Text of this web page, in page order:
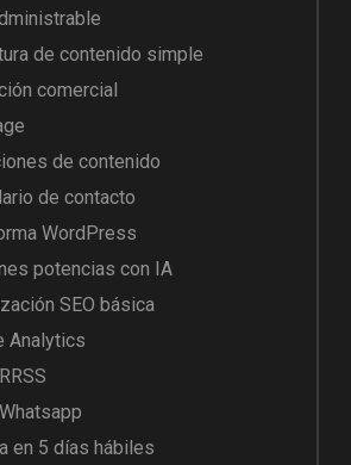
de contenido simple
comercial
de contenido
de contacto
WordPress
potencias con IA
SEO básica
Analytics
en 5 días hábiles